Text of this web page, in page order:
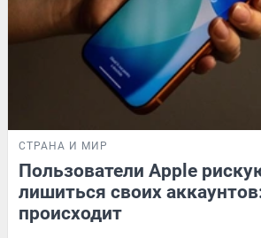
СТРАНА И МИР
Пользователи Apple
лишиться своих
происходит